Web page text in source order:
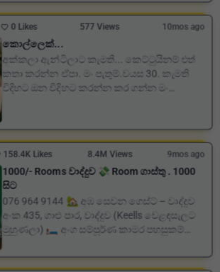
0 Likes 577 Views 10mos ago
කොල්ලෙක්...
අක්කලා ඇන්ටිලාට කැමති... කෙට්ටුයිනම් එත්
කතා කරන්න ඒපා. මං පැතුම්.වයස 30. කැමති
විදිහට ඔන විදිහට කරන්න කර ගන්න මං
158.4K Likes 8.4M Views 9mos ago
1000/- Rooms වාද්දුව 💸 Room ගාස්තු . 1000
සිට
076 964 9144 🏡 අඹ සෙවන ගෙස්ට් – වාද්දුව
අංක 435, ගාළු පාර, වාද්දුව (Keells වෙළඳසැලට
මුහුණලා) 🛏️ අංග සම්පූර්ණ කාමර පහසුකම්